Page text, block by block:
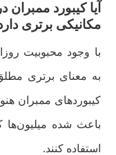
آیا کیبورد
مکانیکی برتری
با وجود محبوبیت
به معنای برتری
کیبوردهای ممبران
باعث شده میلیون‌ها
استفاده کنند.